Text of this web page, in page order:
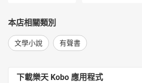
本店相關類別
文學小說 有聲書
下載樂天 Kobo 應用程式